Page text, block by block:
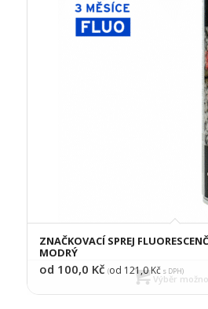
ZNAČKOVACÍ SPREJ
MODRÝ
od 100,0 Kč (od 121,0Kčs DPH)
Výběr